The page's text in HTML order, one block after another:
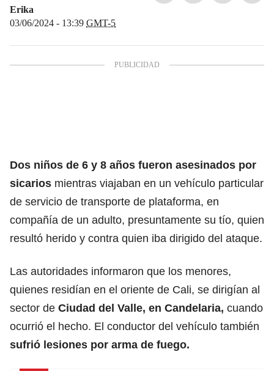
Erika
03/06/2024 - 13:39 GMT-5
Dos niños de 6 y 8 años fueron asesinados por
sicarios mientras viajaban en un vehículo particular
de servicio de transporte de plataforma, en
compañía de un adulto, presuntamente su tío, quien
resultó herido y contra quien iba dirigido del ataque.
Las autoridades informaron que los menores,
quienes residían en el oriente de Cali, se dirigían al
sector de Ciudad del Valle, en Candelaria, cuando
ocurrió el hecho. El conductor del vehículo también
sufrió lesiones por arma de fuego.